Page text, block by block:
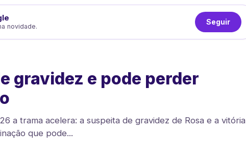
novidade.
Seguir
gravidez e pode perder
a trama acelera: a suspeita de gravidez de Rosa e a vitória
que pode...